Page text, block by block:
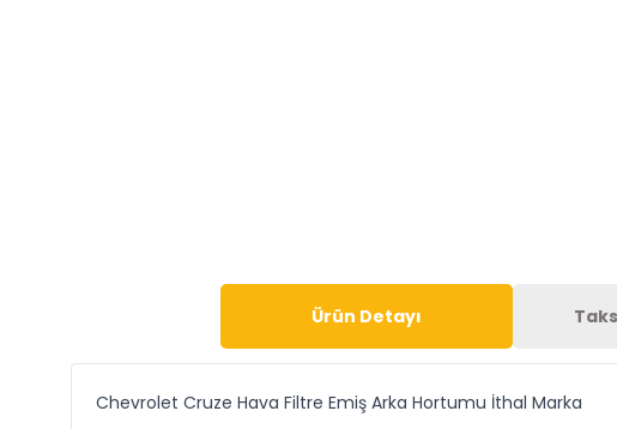
Ürün Detayı
Chevrolet Cruze Hava Filtre Emiş Arka Hortumu İthal Marka